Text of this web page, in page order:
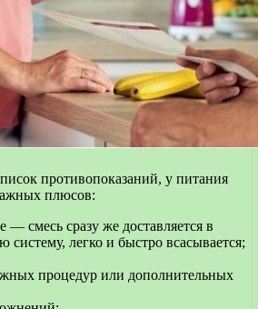
противопоказаний, у питания
плюсов:
— смесь сразу же доставляется в
систему, легко и быстро всасывается;
процедур или дополнительных